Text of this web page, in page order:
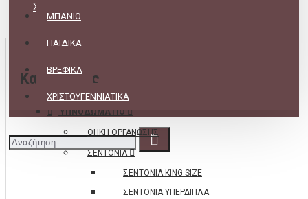
ΜΠΑΝΙΟ
ΠΑΙΔΙΚΑ
ΒΡΕΦΙΚΑ
ΧΡΙΣΤΟΥΓΕΝΝΙΑΤΙΚΑ
ΣΥΝΈΧΕΙΑ
Κατηγορίες
ΥΠΝΟΔΩΜΑΤΙΟ
ΘΗΚΗ ΟΡΓΑΝΩΣΗΣ
ΣΕΝΤΟΝΙΑ
ΣΕΝΤΟΝΙΑ KING SIZE
ΣΕΝΤΟΝΙΑ ΥΠΕΡΔΙΠΛΑ